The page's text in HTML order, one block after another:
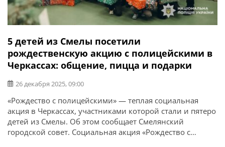
5 детей из Смелы посетили
рождественскую акцию с полицейскими в
Черкассах: общение, пицца и подарки
26 декабря 2025, 09:00
«Рождество с полицейскими» — теплая социальная
акция в Черкассах, участниками которой стали и пятеро
детей из Смелы. Об этом сообщает Смелянский
городской совет. Социальная акция «Рождество с